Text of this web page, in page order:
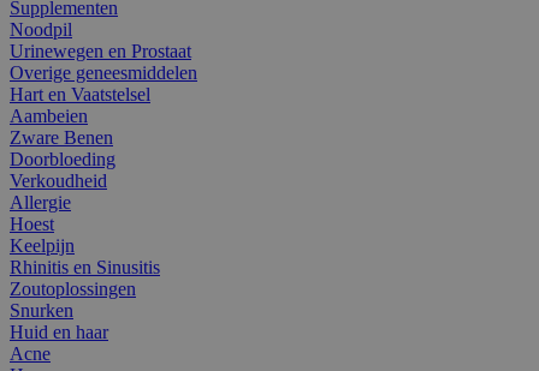
Supplementen
Noodpil
Urinewegen en Prostaat
Overige geneesmiddelen
Hart en Vaatstelsel
Aambeien
Zware Benen
Doorbloeding
Verkoudheid
Allergie
Hoest
Keelpijn
Rhinitis en Sinusitis
Zoutoplossingen
Snurken
Huid en haar
Acne